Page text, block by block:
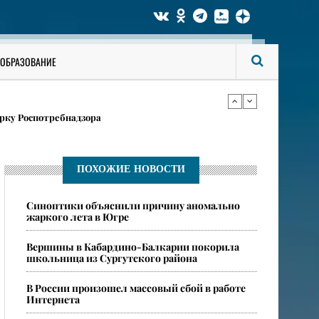
ОБРАЗОВАНИЕ
Роспотребнадзора
карточках
ПОХОЖИЕ НОВОСТИ
​Синоптики объяснили причину аномально
жаркого лета в Югре
​Вершины в Кабардино-Балкарии покорила
школьница из Сургутского района
​В России произошел массовый сбой в работе
Интернета